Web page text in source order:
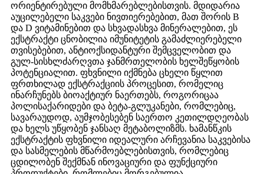
ორიენტირებული მომხმარებლებისთვის. მდიდარია
აუცილებელი საკვები ნივთიერებებით, მათ შორის B
და D ვიტამინებით და სხვადასხვა მინერალებით, ეს
ექსტრაქტი ცნობილია იმუნიტეტის გამაძლიერებელი
თვისებებით, ანტიოქსიდანტური შემცველობით და
გულ-სისხლძარღვთა ჯანმრთელობის ხელშეწყობის
პოტენციალით. ფხვნილი იქმნება ცხელი წყლით
ფრთხილად ექსტრაქციის პროცესით, რომელიც
ინარჩუნებს ბიოაქტიურ ნაერთებს, როგორიცაა
პოლისაქარიდები და ბეტა-გლუკანები, რომლებიც,
სავარაუდოდ, აუმჯობესებენ საერთო კეთილდღეობას
და ხელს უწყობენ ჯანსაღ მეტაბოლიზმს. ხამანწკის
ექსტრაქტის ფხვნილი იდეალური არჩევანია საკვებისა
და სასმელების მწარმოებლებისთვის, რომლებიც
ცდილობენ შექმნან ინოვაციური და ფუნქციური